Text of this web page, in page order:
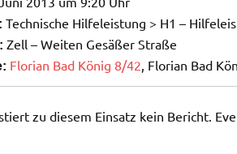
Technische Hilfeleistung > H1 –
Zell – Weiten Gesäßer Straße
Florian Bad König 8/42 , Florian Bad
zu diesem Einsatz kein Bericht.